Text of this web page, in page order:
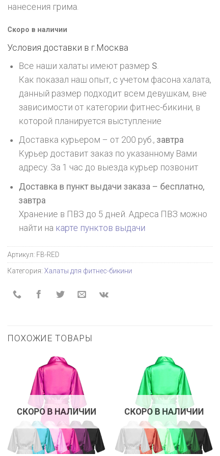
нанесения грима.
Скоро в наличии
Условия доставки в г. Москва
Все наши халаты имеют размер S
Как показал наш опыт, с учетом фасона халата,
данный размер подходит всем девушкам, вне
зависимости от категории фитнес-бикини, в
которой планируется выступление
Доставка курьером – от 200 руб.,завтра
Курьер доставит заказ по указанному Вами
адресу. За 1 час до выезда курьер позвонит
Доставка в пункт выдачи заказа – бесплатно,
завтра
Хранение в ПВЗ до 5 дней. Адреса ПВЗ можно
найти на карте пунктов выдачи
Артикул: FB-RED
Категория: Халаты для фитнес-бикини
ПОХОЖИЕ ТОВАРЫ
СКОРО В НАЛИЧИИ СКОРО В НАЛИЧИИ